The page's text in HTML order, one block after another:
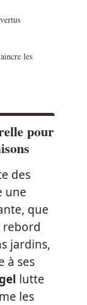
les
pour
des
une
que
rebord
jardins,
à ses
lutte
les